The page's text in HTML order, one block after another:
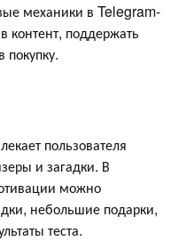
механики в Telegram-
контент, поддержать
покупку.
пользователя
и загадки. В
можно
небольшие подарки,
теста.